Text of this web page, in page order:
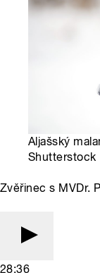
Aljašský
Shutterstock
Zvěřinec s MVDr.
28:36